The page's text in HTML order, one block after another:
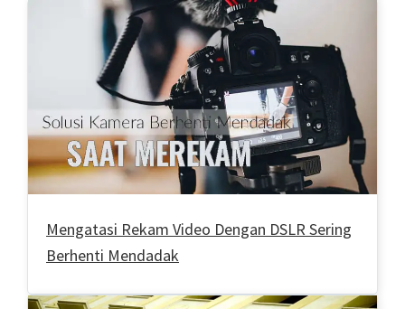
Mengatasi Rekam Video Dengan DSLR Sering
Berhenti Mendadak